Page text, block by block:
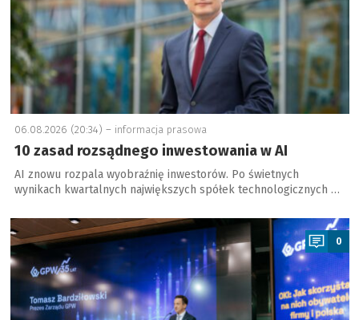
06.08.2026 (20:34) – informacja prasowa
10 zasad rozsądnego inwestowania w AI
AI znowu rozpala wyobraźnię inwestorów. Po świetnych
wynikach kwartalnych największych spółek technologicznych …
a
0